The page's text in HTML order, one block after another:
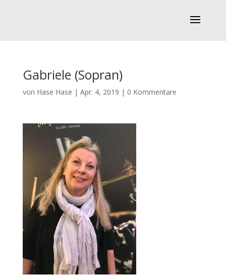
Gabriele (Sopran)
von Hase Hase | Apr. 4, 2019 | 0 Kommentare